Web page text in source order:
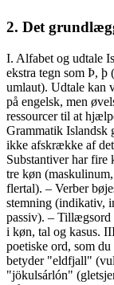
2. Det
I. Alfabet og udtale
ekstra tegn som Þ,
umlaut). Udtale kan
på engelsk, men
ressourcer til at
Grammatik Islandsk
ikke afskrække af
Substantiver har fire
tre køn
flertal). – Verber
stemning (indikativ,
passiv). – Tillægsord
i køn, tal og kasus.
poetiske ord, som
betyder "eldfjall"
"jökulsárlón"